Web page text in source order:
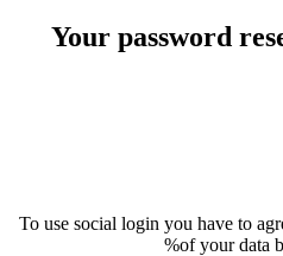
Your password
To use social login you have to
of your data